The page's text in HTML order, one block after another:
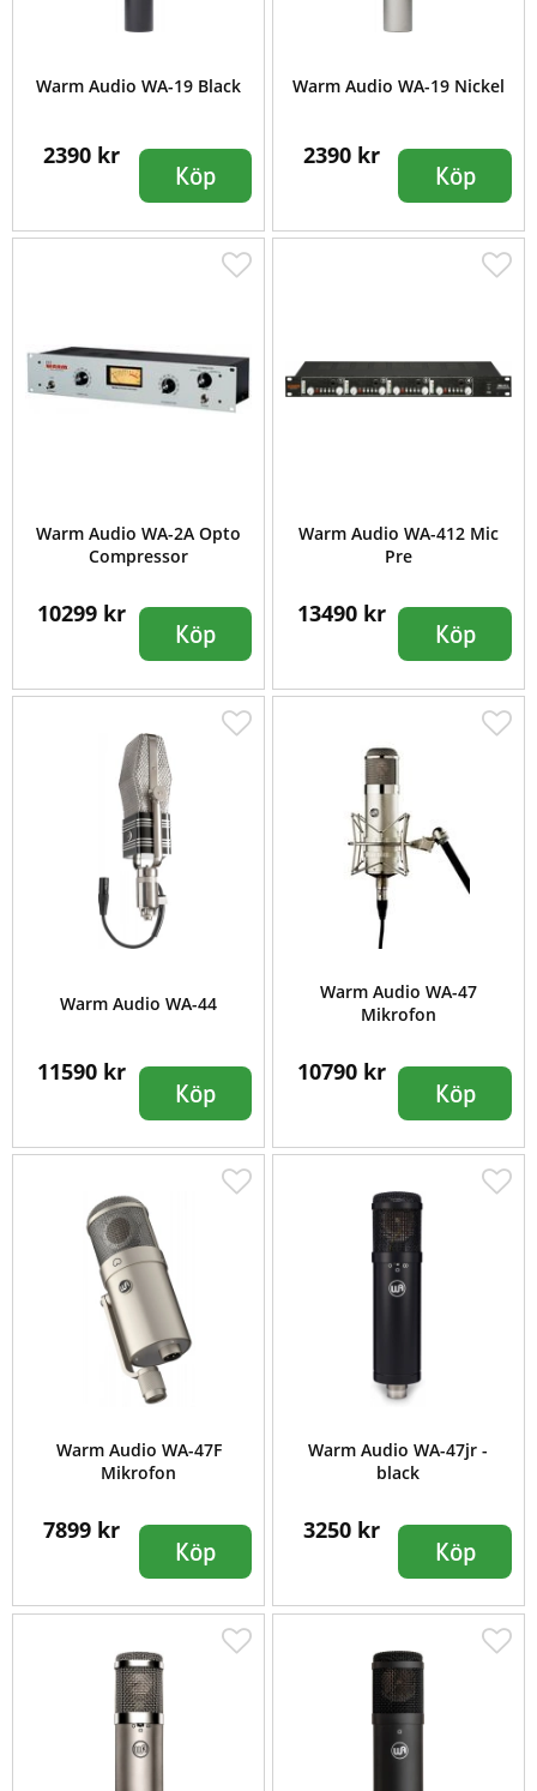
Warm Audio WA-19 Black
2390 kr
Köp
Warm Audio WA-19 Nickel
2390 kr
Köp
Warm Audio WA-2A Opto
Compressor
10299 kr
Köp
Warm Audio WA-412 Mic
Pre
13490 kr
Köp
Warm Audio WA-44
11590 kr
Köp
Warm Audio WA-47
Mikrofon
10790 kr
Köp
Warm Audio WA-47F
Mikrofon
7899 kr
Köp
Warm Audio WA-47jr -
black
3250 kr
Köp